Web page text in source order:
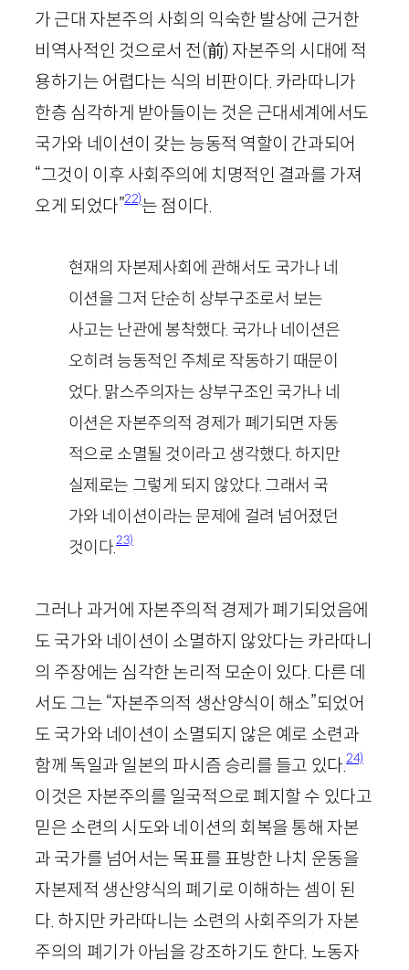
가 근대 자본주의 사회의 익숙한 발상에 근거한
비역사적인 것으로서 전(前) 자본주의 시대에 적
용하기는 어렵다는 식의 비판이다. 카라따니가
한층 심각하게 받아들이는 것은 근대세계에서도
국가와 네이션이 갖는 능동적 역할이 간과되어
“그것이 이후 사회주의에 치명적인 결과를 가져
오게 되었다”22)는 점이다.
현재의 자본제사회에 관해서도 국가나 네
이션을 그저 단순히 상부구조로서 보는
사고는 난관에 봉착했다. 국가나 네이션은
오히려 능동적인 주체로 작동하기 때문이
었다. 맑스주의자는 상부구조인 국가나 네
이션은 자본주의적 경제가 폐기되면 자동
적으로 소멸될 것이라고 생각했다. 하지만
실제로는 그렇게 되지 않았다. 그래서 국
가와 네이션이라는 문제에 걸려 넘어졌던
것이다.23)
그러나 과거에 자본주의적 경제가 폐기되었음에
도 국가와 네이션이 소멸하지 않았다는 카라따니
의 주장에는 심각한 논리적 모순이 있다. 다른 데
서도 그는 “자본주의적 생산양식이 해소”되었어
도 국가와 네이션이 소멸되지 않은 예로 소련과
함께 독일과 일본의 파시즘 승리를 들고 있다.24)
이것은 자본주의를 일국적으로 폐지할 수 있다고
믿은 소련의 시도와 네이션의 회복을 통해 자본
과 국가를 넘어서는 목표를 표방한 나치 운동을
자본제적 생산양식의 폐기로 이해하는 셈이 된
다. 하지만 카라따니는 소련의 사회주의가 자본
주의의 폐기가 아님을 강조하기도 한다. 노동자